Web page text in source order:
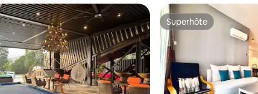
Superhôte
Superhôte